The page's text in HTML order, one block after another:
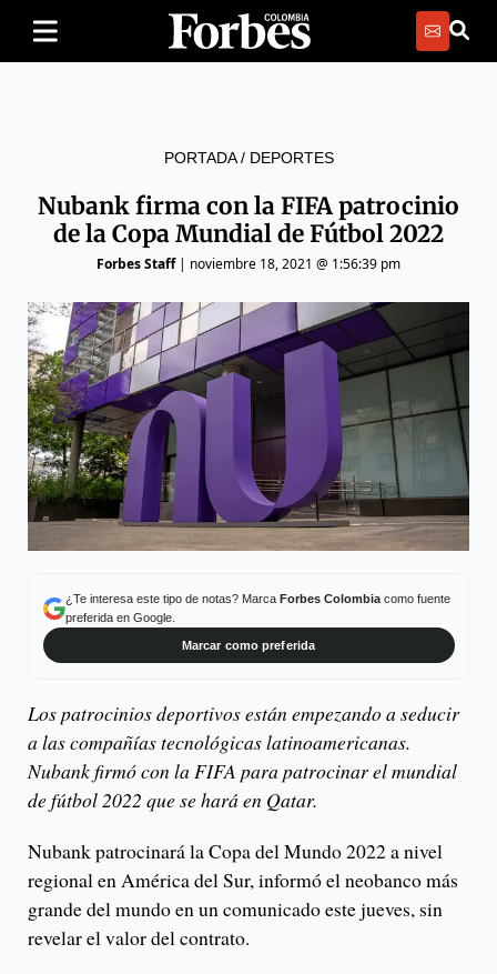
PORTADA/ DEPORTES
Nubank firma con la FIFA patrocinio
de la Copa Mundial de Fútbol 2022
Forbes Staff| noviembre 18, 2021 @ 1:56:39 pm
¿Te interesa este tipo de notas? Marca Forbes Colombiacomo fuente
preferida en Google.
Marcar como preferida
Los patrocinios deportivos están empezando a seducir
a las compañías tecnológicas latinoamericanas.
Nubank firmó con la FIFA para patrocinar el mundial
de fútbol 2022 que se hará en Qatar.
Nubank patrocinará la Copa del Mundo 2022 a nivel
regional en América del Sur, informó el neobanco más
grande del mundo en un comunicado este jueves, sin
revelar el valor del contrato.